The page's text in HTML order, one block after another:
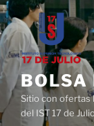
Saltar
al
contenido
BOLSA
Sitio con ofertas
del IST 17 de Julio